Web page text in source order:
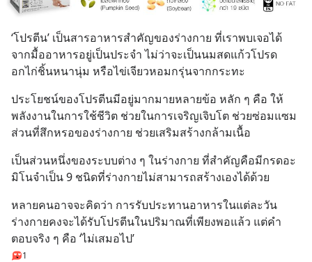
‘โปรตีน’ เป็นสารอาหารสำคัญของร่างกาย ที่เราพบเจอได้
จากมื้ออาหารอยู่เป็นประจำ ไม่ว่าจะเป็นนมสดแก้วโปรด
อกไก่ชิ้นหนานุ่ม หรือไข่เจียวหอมกรุ่นจากกระทะ
ประโยชน์ของโปรตีนมีอยู่มากมายหลายข้อ หลัก ๆ คือ ให้
พลังงานในการใช้ชีวิต ช่วยในการเจริญเจิบโต ช่วยซ่อมแซม
ส่วนที่สึกหรอของร่างกาย ช่วยเสริมสร้างกล้ามเนื้อ
เป็นส่วนหนึ่งของระบบต่าง ๆ ในร่างกาย ที่สำคัญคือมีกรดอะ
มิโนจำเป็น 9 ชนิดที่ร่างกายไม่สามารถสร้างเองได้ด้วย
หลายคนอาจจะคิดว่า การรับประทานอาหารในแต่ละวัน
ร่างกายคงจะได้รับโปรตีนในปริมาณที่เพียงพอแล้ว แต่คำ
ตอบจริง ๆ คือ ‘ไม่เสมอไป’
1